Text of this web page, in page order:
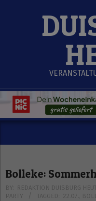
Bolleke:
BY: REDAKTION DUISBURG
PARTY
TAGGED: 22.07.